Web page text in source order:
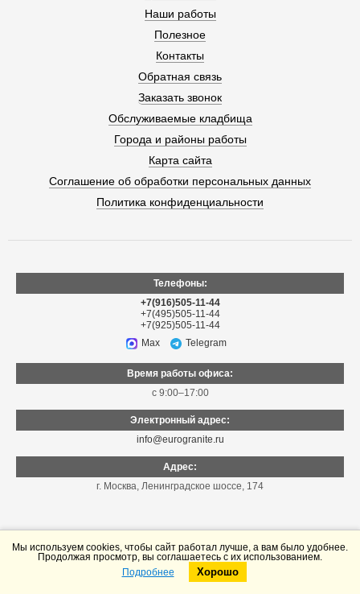
Telegram
Наши работы
Полезное
Контакты
Обратная связь
Заказать звонок
Обслуживаемые кладбища
Города и районы работы
Карта сайта
Соглашение об обработки персональных данных
Политика конфиденциальности
Телефоны:
+7(916)505-11-44
+7(495)505-11-44
+7(925)505-11-44
Max
Telegram
Время работы офиса:
с 9:00–17:00
Электронный адрес:
info@eurogranite.ru
Адрес:
г. Москва, Ленинградское шоссе, 174
Мы используем cookies, чтобы сайт работал лучше, а вам было удобнее.
Продолжая просмотр, вы соглашаетесь с их использованием.
Подробнее
Хорошо